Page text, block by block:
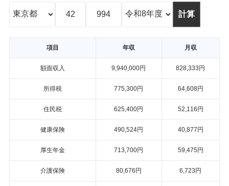
項目 年収 月収
額面収入 9,940,000円 828,333円
所得税 775,300円 64,608円
住民税 625,400円 52,116円
健康保険 490,524円 40,877円
厚生年金 713,700円 59,475円
介護保険 80,676円 6,723円